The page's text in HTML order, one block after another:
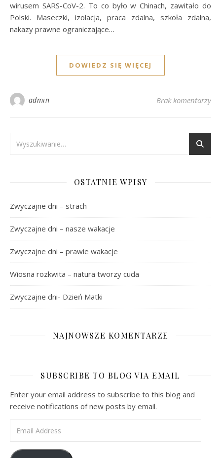
wirusem SARS-CoV-2. To co było w Chinach, zawitało do
Polski. Maseczki, izolacja, praca zdalna, szkoła zdalna,
nakazy prawne ograniczające…
DOWIEDZ SIĘ WIĘCEJ
admin Brak komentarzy
OSTATNIE WPISY
Zwyczajne dni – strach
Zwyczajne dni – nasze wakacje
Zwyczajne dni – prawie wakacje
Wiosna rozkwita – natura tworzy cuda
Zwyczajne dni- Dzień Matki
NAJNOWSZE KOMENTARZE
SUBSCRIBE TO BLOG VIA EMAIL
Enter your email address to subscribe to this blog and
receive notifications of new posts by email.